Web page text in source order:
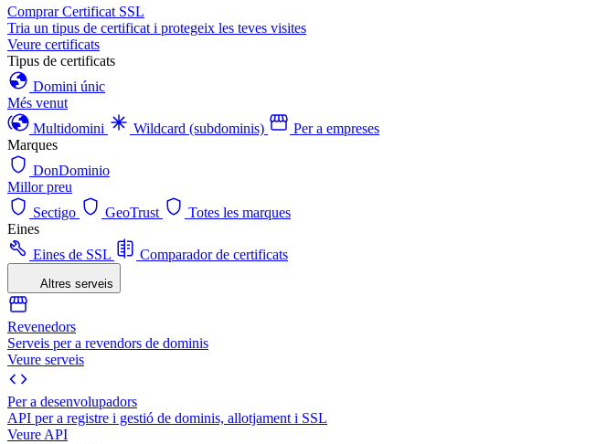
Comprar Certificat SSL
Tria un tipus de certificat i protegeix les teves visites
Veure certificats
Tipus de certificats
Domini únic
Més venut
Multidomini
Wildcard (subdominis)
Per a empreses
Marques
DonDominio
Millor preu
Sectigo
GeoTrust
Totes les marques
Eines
Eines de SSL
Comparador de certificats
Altres serveis
Revenedors
Serveis per a revendors de dominis
Veure serveis
Per a desenvolupadors
API per a registre i gestió de dominis, allotjament i SSL
Veure API